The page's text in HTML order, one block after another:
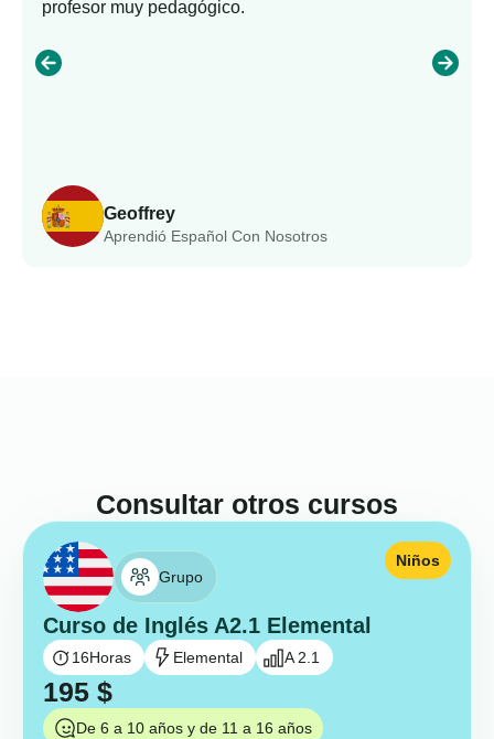
Geoffrey
Aprendió Español Con Nosotros
profesor muy pedagógico.
Consultar otros cursos
Grupo
Curso de Inglés A2.1 Elemental
Niños
16Horas Elemental A 2.1
195 $
De 6 a 10 años y de 11 a 16 años